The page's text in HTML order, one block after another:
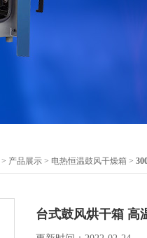
> 产品展示 > 电热恒温鼓风干燥箱 >
台式鼓风烘干箱 高